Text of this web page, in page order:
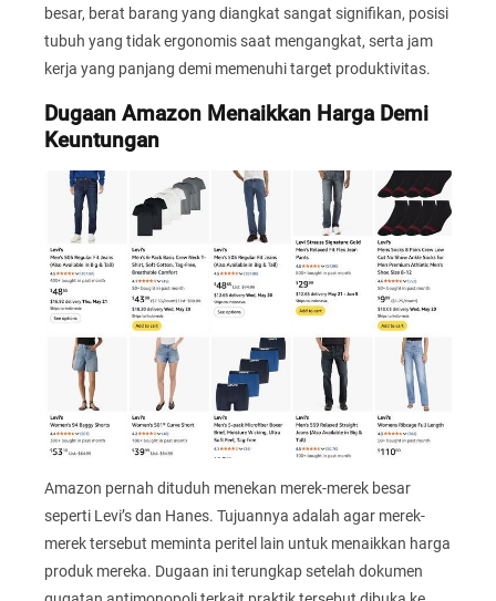
besar, berat barang yang diangkat sangat signifikan, posisi
tubuh yang tidak ergonomis saat mengangkat, serta jam
kerja yang panjang demi memenuhi target produktivitas.
Dugaan Amazon Menaikkan Harga Demi
Keuntungan
Amazon pernah dituduh menekan merek-merek besar
seperti Levi’s dan Hanes. Tujuannya adalah agar merek-
merek tersebut meminta peritel lain untuk menaikkan harga
produk mereka. Dugaan ini terungkap setelah dokumen